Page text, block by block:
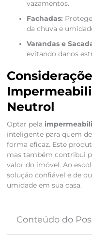
vazamentos.
Fachadas:
da chuva e
Varandas e
evitando danos
Neutrol
Optar pela
inteligente para quem
forma eficaz. Este
mas também contribui
valor do imóvel. Ao
solução confiável e de
umidade em sua casa.
Conteúdo do